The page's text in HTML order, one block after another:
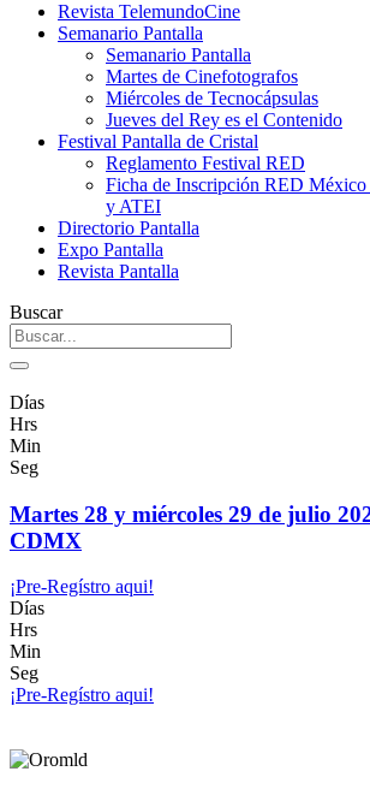
Revista TelemundoCine
Semanario Pantalla
Semanario Pantalla
Martes de Cinefotografos
Miércoles de Tecnocápsulas
Jueves del Rey es el Contenido
Festival Pantalla de Cristal
Reglamento Festival RED
Ficha de Inscripción RED
y ATEI
Directorio Pantalla
Expo Pantalla
Revista Pantalla
Buscar
Días
Hrs
Min
Seg
Martes 28 y miércoles 29 de julio
CDMX
¡Pre-Regístro aqui!
Días
Hrs
Min
Seg
¡Pre-Regístro aqui!